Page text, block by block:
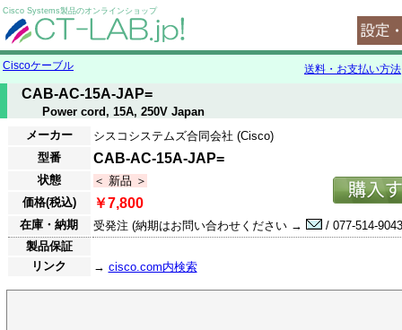
Cisco Systems製品のオンラインショップ
Ciscoケーブル 送料・お支払い方法
CAB-AC-15A-JAP=
Power cord, 15A, 250V Japan
メーカー
シスコシステムズ合同会社 (Cisco)
型番
CAB-AC-15A-JAP=
状態
＜ 新品 ＞
価格(税込)
￥7,800
在庫・納期 受発注 (納期はお問い合わせください →
/ 077-514-
製品保証
リンク
→ cisco.com内検索